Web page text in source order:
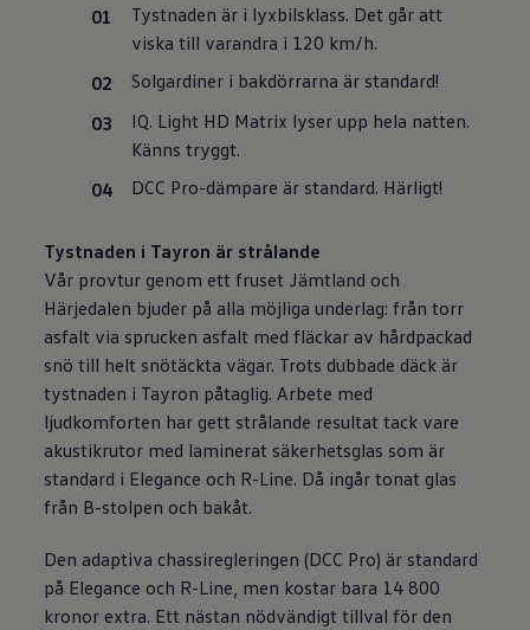
Tystnaden är i lyxbilsklass. Det går att
viska till varandra i 120 km/h.
Solgardiner i bakdörrarna är standard!
IQ. Light HD Matrix lyser upp hela natten.
Känns tryggt.
DCC Pro-dämpare är standard. Härligt!
Tystnaden i Tayron är strålande
Vår provtur genom ett fruset Jämtland och
Härjedalen bjuder på alla möjliga underlag: från torr
asfalt via sprucken asfalt med fläckar av hårdpackad
snö till helt snötäckta vägar. Trots dubbade däck är
tystnaden i Tayron påtaglig. Arbete med
ljudkomforten har gett strålande resultat tack vare
akustikrutor med laminerat säkerhetsglas som är
standard i Elegance och R-Line. Då ingår tonat glas
från B-stolpen och bakåt.
Den adaptiva chassiregleringen (DCC Pro) är standard
på Elegance och R-Line, men kostar bara 14 800
kronor extra. Ett nästan nödvändigt tillval för den